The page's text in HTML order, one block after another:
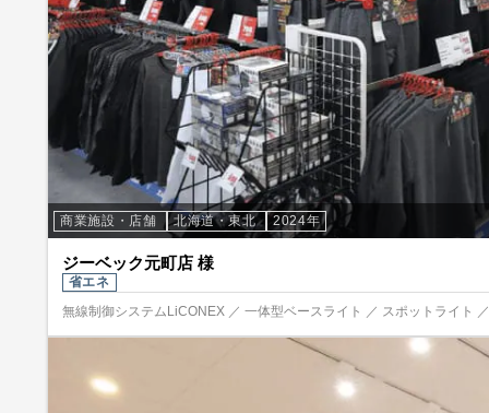
商業施設・店舗 北海道・東北 2024年
ジーベック元町店 様
省エネ
無線制御システムLiCONEX ／ 一体型ベースライト ／ スポットライト